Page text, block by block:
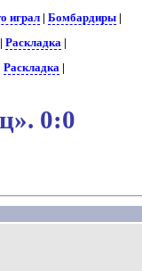
играл |Бомбардиры
|Раскладка |
|Раскладка |
0:0